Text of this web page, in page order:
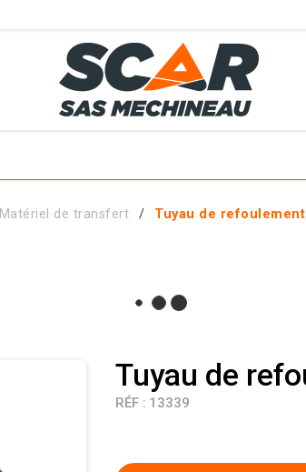
Matériel de transfert Tuyau de
Tuyau de
RÉF : 13339